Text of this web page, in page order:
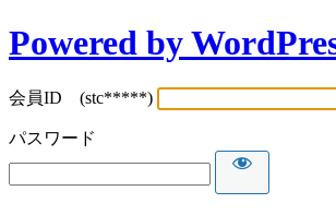
Powered by
会員ID (stc*****)
パスワード